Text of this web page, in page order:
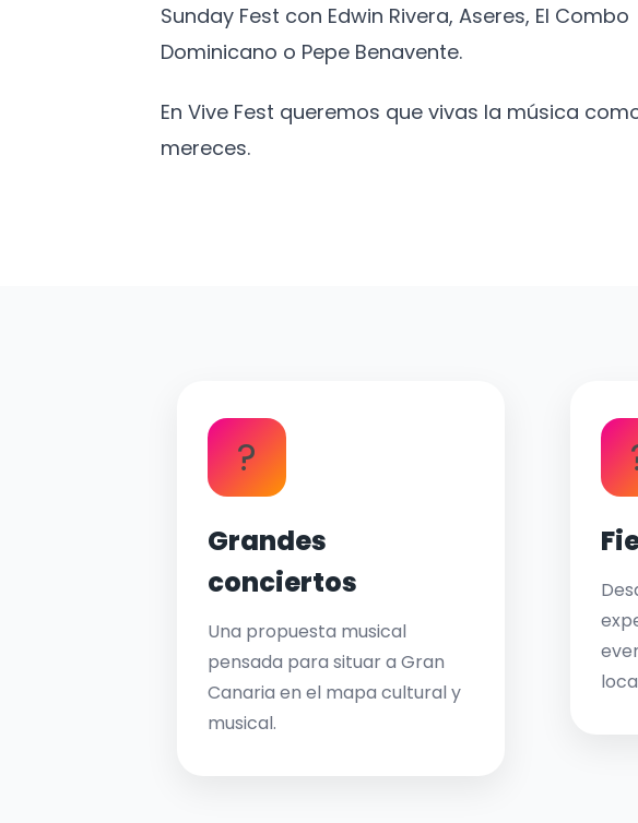
Sunday Fest con Edwin Rivera, Aseres, El Combo
Dominicano o Pepe Benavente.
En Vive Fest queremos que vivas la música
mereces.
?
Grandes
conciertos
Una propuesta musical
pensada para situar a Gran
Canaria en el mapa cultural y
musical.